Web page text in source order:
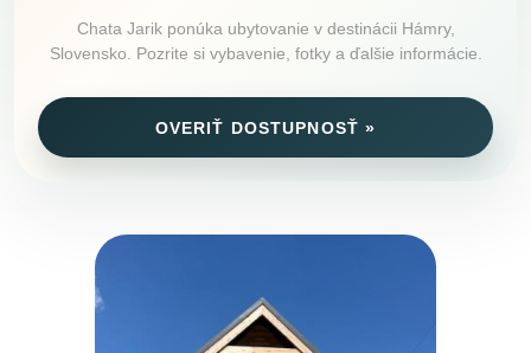
Chata Jarik ponúka ubytovanie v destinácii Hámry,
Slovensko. Pozrite si vybavenie, fotky a ďalšie informácie.
OVERIŤ DOSTUPNOSŤ »